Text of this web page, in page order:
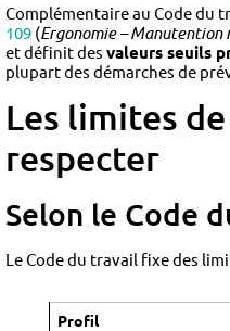
Complémentaire au Code du
109 (Ergonomie – Manutention
et définit des valeurs seuils
plupart des démarches de
Les limites
respecter
Selon le Code
Le Code du travail fixe des
Profil